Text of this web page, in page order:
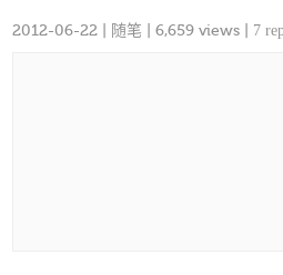
2012-06-22 随笔 | 6,659 views | 7